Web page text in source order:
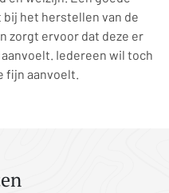
het herstellen van de
zorgt ervoor dat deze er
Iedereen wil toch
fijn aanvoelt.